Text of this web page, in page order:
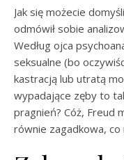
Jak się możecie
odmówił sobie
Według ojca
seksualne (bo
kastracją lub utratą
wypadające zęby to
pragnień? Cóż, Freud
równie zagadkowa,